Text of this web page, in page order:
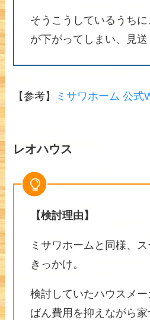
そうこうしているうち
が下がってしまい、見送
【参考】 ミサワホーム 公式
レオハウス
【検討理由】
ミサワホームと同様、
きっかけ。
検討していたハウスメ
ばん費用を抑えながら